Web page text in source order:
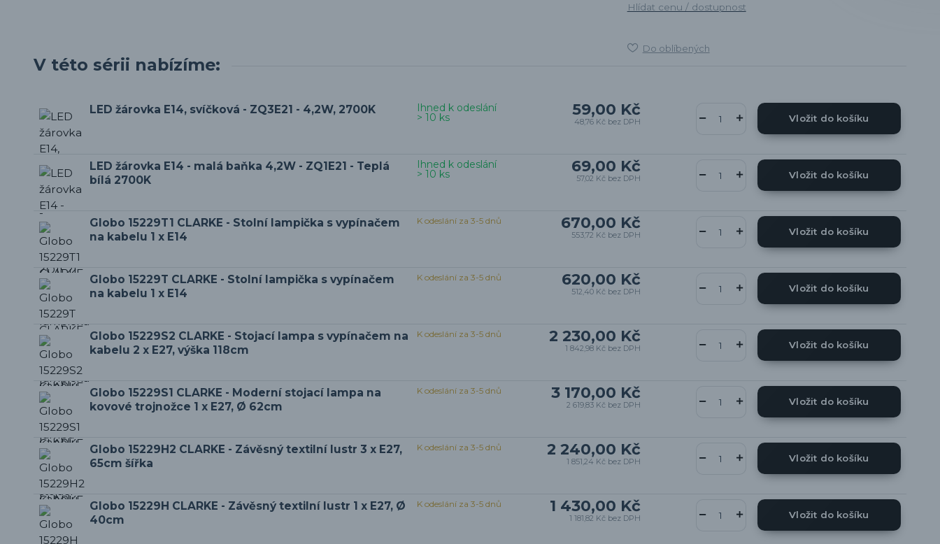
Hlídat cenu / dostupnost
Do oblíbených
V této sérii nabízíme:
LED žárovka E14, svíčková - ZQ3E21 - 4,2W, 2700K 59,00 Kč
48,76 Kč bez DPH
Ihned k odeslání
> 10 ks Vložit do košíku
LED žárovka E14 - malá baňka 4,2W - ZQ1E21 - Teplá
bílá 2700K
69,00 Kč
57,02 Kč bez DPH
Ihned k odeslání
> 10 ks Vložit do košíku
Globo 15229T1 CLARKE - Stolní lampička s vypínačem
na kabelu 1 x E14
670,00 Kč
553,72 Kč bez DPH
K odeslání za 3-5 dnů
Vložit do košíku
Globo 15229T CLARKE - Stolní lampička s vypínačem
na kabelu 1 x E14
620,00 Kč
512,40 Kč bez DPH
K odeslání za 3-5 dnů
Vložit do košíku
Globo 15229S2 CLARKE - Stojací lampa s vypínačem na
kabelu 2 x E27, výška 118cm
2 230,00 Kč
1 842,98 Kč bez DPH
K odeslání za 3-5 dnů
Vložit do košíku
Globo 15229S1 CLARKE - Moderní stojací lampa na
kovové trojnožce 1 x E27, Ø 62cm
3 170,00 Kč
2 619,83 Kč bez DPH
K odeslání za 3-5 dnů
Vložit do košíku
Globo 15229H2 CLARKE - Závěsný textilní lustr 3 x E27,
65cm šířka
2 240,00 Kč
1 851,24 Kč bez DPH
K odeslání za 3-5 dnů
Vložit do košíku
Globo 15229H CLARKE - Závěsný textilní lustr 1 x E27, Ø
40cm
1 430,00 Kč
1 181,82 Kč bez DPH
K odeslání za 3-5 dnů
Vložit do košíku